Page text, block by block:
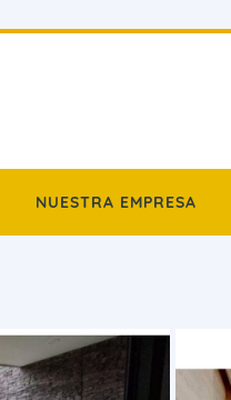
NUESTRA EMPRESA